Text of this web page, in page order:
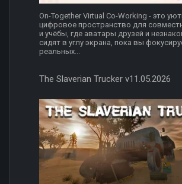
On-Together Virtual Co-Working - это
цифровое пространство для
и учёбы, где аватары друзей и
сидят в углу экрана, пока вы
реальных...
The Slaverian Trucker v11.05.2026